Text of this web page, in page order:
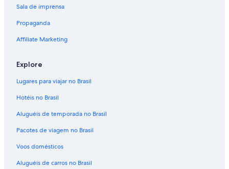
Sala de imprensa
Propaganda
Affiliate Marketing
Explore
Lugares para viajar no Brasil
Hotéis no Brasil
Aluguéis de temporada no Brasil
Pacotes de viagem no Brasil
Voos domésticos
Aluguéis de carros no Brasil